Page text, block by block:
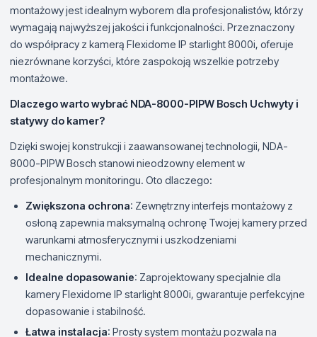
montażowy jest idealnym wyborem dla profesjonalistów, którzy
wymagają najwyższej jakości i funkcjonalności. Przeznaczony
do współpracy z kamerą Flexidome IP starlight 8000i, oferuje
niezrównane korzyści, które zaspokoją wszelkie potrzeby
montażowe.
Dlaczego warto wybrać NDA-8000-PIPW Bosch Uchwyty i
statywy do kamer?
Dzięki swojej konstrukcji i zaawansowanej technologii, NDA-
8000-PIPW Bosch stanowi nieodzowny element w
profesjonalnym monitoringu. Oto dlaczego:
Zwiększona ochrona: Zewnętrzny interfejs montażowy z
osłoną zapewnia maksymalną ochronę Twojej kamery przed
warunkami atmosferycznymi i uszkodzeniami
mechanicznymi.
Idealne dopasowanie: Zaprojektowany specjalnie dla
kamery Flexidome IP starlight 8000i, gwarantuje perfekcyjne
dopasowanie i stabilność.
Łatwa instalacja: Prosty system montażu pozwala na